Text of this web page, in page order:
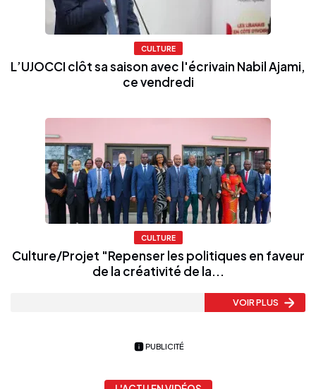
CULTURE
L’UJOCCI clôt sa saison avec l'écrivain Nabil Ajami,
ce vendredi
CULTURE
Culture/Projet "Repenser les politiques en faveur
de la créativité de la...
VOIR PLUS
PUBLICITÉ